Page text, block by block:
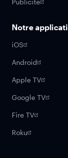
Publicité
Notre
iOS
Android
Apple TV
Google TV
Fire TV
Roku